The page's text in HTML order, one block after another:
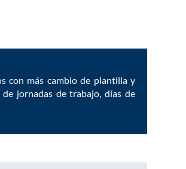
con más cambio de plantilla y
jornadas de trabajo, días de